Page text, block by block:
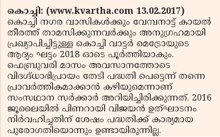
കൊച്ചി: (www.kvartha.com 13.02.2017)
കൊച്ചി നഗര വാസികൾക്കും വേമ്പനാട്ട് കായൽ
തീരത്ത് താമസിക്കുന്നവർക്കും അനുഗ്രഹമായി
പ്രഖ്യാപിച്ചിട്ടുള്ള കൊച്ചി വാട്ടർ മെട്രോയുടെ
ആദ്യം ഘട്ടം 2018 ഓടെ പൂർത്തിയാകും.
ഫെബ്രുവരി മാസം അവസാനത്തോടെ
വിദഗ്ദ്ധാഭിപ്രായം തേടി പദ്ധതി പെട്ടെന്ന് തന്നെ
പ്രാവർത്തികമാക്കാൻ കഴിയുമെന്നാണ്
സംസഥാന സർക്കാർ അറിയിച്ചിരിക്കുന്നത്. 2016
ജൂലൈയിൽ പിണറായി വിജയൻ ഉത്‌ഘാടനം
നിർവഹിച്ചതിന് ശേഷം പദ്ധതിക്ക് കാര്യമായ
പുരോഗതിയൊന്നും ഉണ്ടായിരുന്നില്ല.